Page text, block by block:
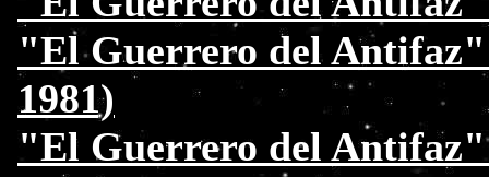
"El Guerrero del Antifaz"
1981)
"El Guerrero del